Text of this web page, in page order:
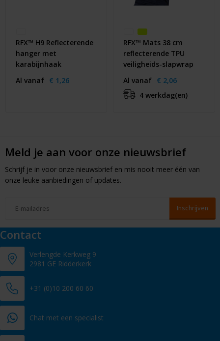
RFX™ H9 Reflecterende
hanger met
karabijnhaak
Al vanaf € 1,26
RFX™ Mats 38 cm
reflecterende TPU
veiligheids-slapwrap
Al vanaf € 2,06
4 werkdag(en)
Meld je aan voor onze nieuwsbrief
Schrijf je in voor onze nieuwsbrief en mis nooit meer één van
onze leuke aanbiedingen of updates.
Contact
Verlengde Kerkweg 9
2981 GE Ridderkerk
+31 (0)10 200 60 60
Chat met een specialist